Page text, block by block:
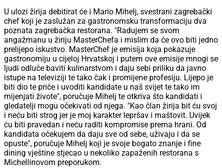
U ulozi žirija debitirat će i Mario Mihelj, svestrani zagrebački
chef koji je zaslužan za gastronomsku transformaciju dva
poznata zagrebačka restorana. "Radujem se svom
angažmanu u žiriju MasterChefa i mislim da će ovo biti jedno
prelijepo iskustvo. MasterChef je emisija koja pokazuje
gastronomiju u cijeloj Hrvatskoj i putem ove emisije mnogi se
ljudi odluče baviti kulinarstvom i daju sebi priliku da javno
istupe na televiziji te tako čak i promijene profesiju. Lijepo je
biti dio te priče i uvoditi kandidate u naš svijet te tako im
mijenjati živote", poručuje Mihelj te otkriva što kandidati i
gledatelji mogu očekivati od njega. "Kao član žirija bit ću svoj
i neću biti strog jer je moj karakter lepršav i maštovit. Uvijek
ću biti pravedan i neću raditi kompromise prema hrani. Od
kandidata očekujem da daju sve od sebe, uživaju i da se
opuste", poručuje Mihelj koji je svoje bogato znanje i fine
dining vještine stjecao u nekoliko zapaženih restorana s
Michellinovom preporukom.